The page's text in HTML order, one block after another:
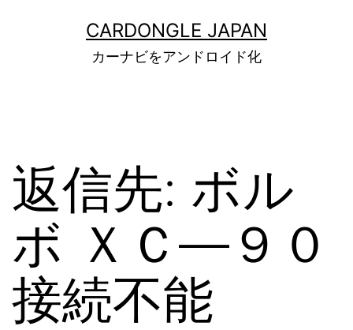
CARDONGLE JAPAN
カーナビをアンドロイド化
返信先: ボル
ボ ＸＣ―９０
接続不能